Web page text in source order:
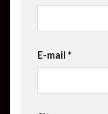
E-mail *